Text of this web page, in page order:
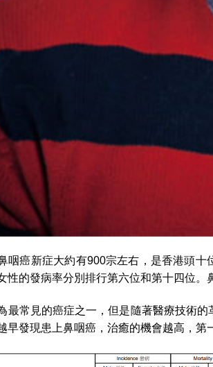
咽癌新症大約有900宗左右，是香港頭
性的發病率分別排行第六位和第十四位。
最常見的癌症之一，但是隨著醫療技術
早發現患上鼻咽癌，治癒的機會越高，第